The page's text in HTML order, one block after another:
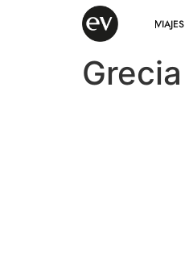
VIAJES
Grecia